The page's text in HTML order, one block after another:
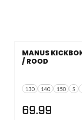
130 140 150 S
MANUS
/ ROOD
69.99